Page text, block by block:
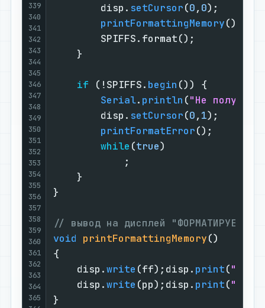
339
340
341
342
343
344
345
346
347
348
349
350
351
352
353
354
355
356
357
358
359
360
361
362
363
364
365
        disp.
setCursor(0, 0);
printFormattingMemory();
        SPIFFS.format();
    }
if (!SPIFFS. begin ()) {
Serial. println ("Не
        disp.
setCursor(0, 1);
printFormatError();
while (true)
            ;
    }
}
// вывод на дисплей "ФОРМАТИРУЕМ
void printFormattingMemory()
{
    disp.
write (ff);disp. print(
    disp.
write (pp);disp. print(
}